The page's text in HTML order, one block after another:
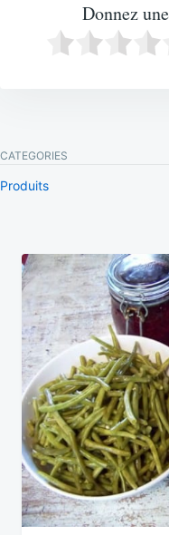
Donnez
CATEGORIES
Produits
Navigation
de
l’article